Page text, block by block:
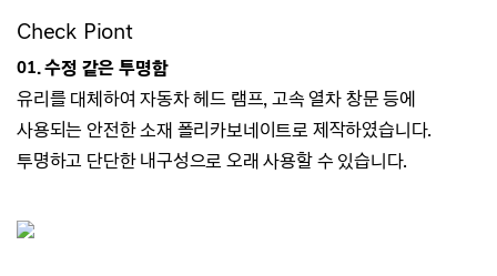
Check Piont
01. 수정 같은 투명함
유리를 대체하여 자동차 헤드 램프, 고속 열차 창문 등에
사용되는 안전한 소재 폴리카보네이트로 제작하였습니다.
투명하고 단단한 내구성으로 오래 사용할 수 있습니다.